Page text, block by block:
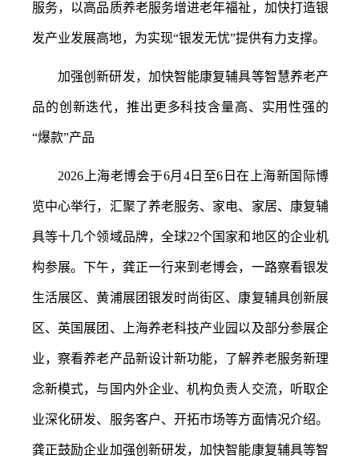
服务，以高品质养老服务增进老年福祉，加快打造银
发产业发展高地，为实现“银发无忧”提供有力支撑。
加强创新研发，加快智能康复辅具等智慧养老产
品的创新迭代，推出更多科技含量高、实用性强的
“爆款”产品
2026上海老博会于6月4日至6日在上海新国际博
览中心举行，汇聚了养老服务、家电、家居、康复辅
具等十几个领域品牌，全球22个国家和地区的企业机
构参展。下午，龚正一行来到老博会，一路察看银发
生活展区、黄浦展团银发时尚街区、康复辅具创新展
区、英国展团、上海养老科技产业园以及部分参展企
业，察看养老产品新设计新功能，了解养老服务新理
念新模式，与国内外企业、机构负责人交流，听取企
业深化研发、服务客户、开拓市场等方面情况介绍。
龚正鼓励企业加强创新研发，加快智能康复辅具等智